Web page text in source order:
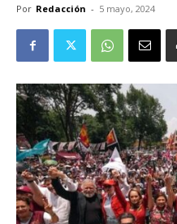
Por Redacción - 5 mayo, 2024